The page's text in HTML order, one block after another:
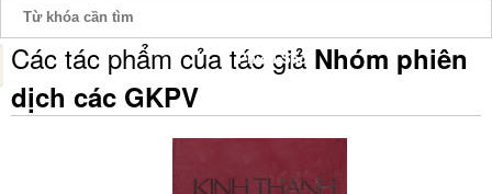
Phiếu Sách
Các tác phẩm của tác giả Nhóm phiên
dịch các GKPV